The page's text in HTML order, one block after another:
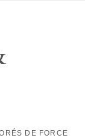
DE FORCE